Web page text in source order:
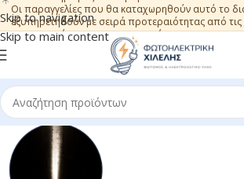
Skip to navigation
Skip to main content
Οι παραγγελίες που θα καταχωρηθούν αυτό το
εξυπηρετηθούν με σειρά προτεραιότητας από τις
ευχαριστούμε για την εμπιστοσύνη.